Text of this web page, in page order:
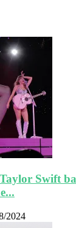
Swift
2024